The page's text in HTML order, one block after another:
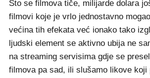
Što se filmova tiče, milijarde dolara
filmovi koje je vrlo jednostavno
većina tih efekata već ionako tako
ljudski element se aktivno ubija ne
na streaming servisima gdje se
filmova pa sad, ili slušamo likove koji